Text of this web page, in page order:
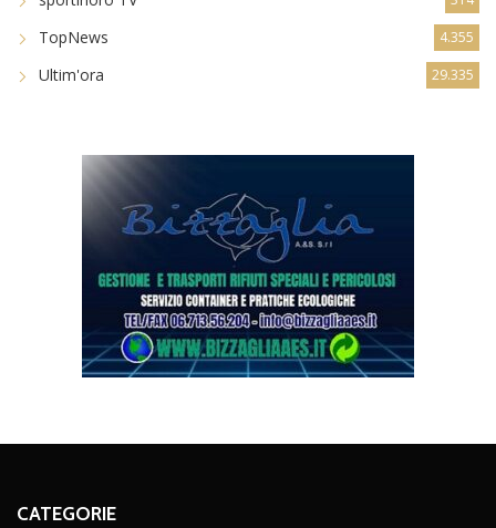
TopNews 4.355
Ultim'ora 29.335
CATEGORIE